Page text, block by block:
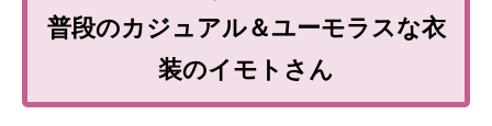
普段のカジュアル＆ユーモラスな衣
装のイモトさん